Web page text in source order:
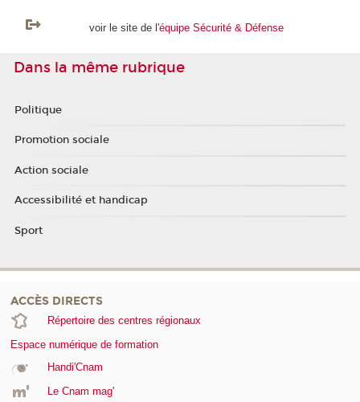
voir le site de l'équipe Sécurité & Défense
Dans la même rubrique
Politique
Promotion sociale
Action sociale
Accessibilité et handicap
Sport
ACCÈS DIRECTS
Répertoire des centres régionaux
Espace numérique de formation
Handi'Cnam
Le Cnam mag'